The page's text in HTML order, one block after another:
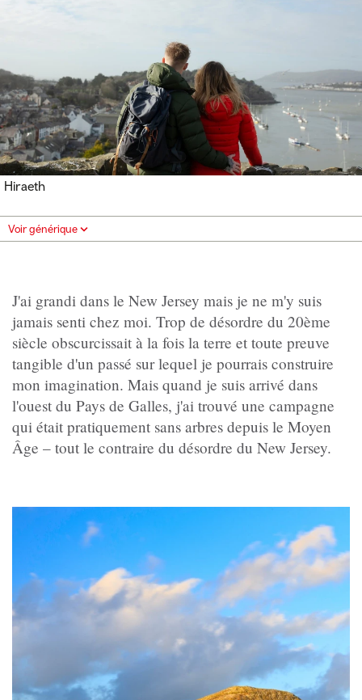
Hiraeth
Voir générique
J'ai grandi dans le New Jersey mais je ne m'y suis
jamais senti chez moi. Trop de désordre du 20ème
siècle obscurcissait à la fois la terre et toute preuve
tangible d'un passé sur lequel je pourrais construire
mon imagination. Mais quand je suis arrivé dans
l'ouest du Pays de Galles, j'ai trouvé une campagne
qui était pratiquement sans arbres depuis le Moyen
Âge – tout le contraire du désordre du New Jersey.